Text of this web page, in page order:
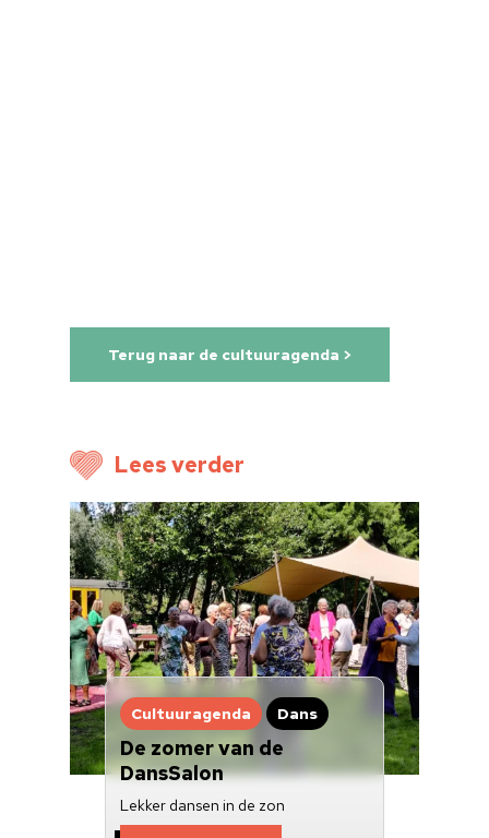
Terug naar de cultuuragenda >
Lees verder
Cultuuragenda Dans
De zomer van de
DansSalon
Lekker dansen in de zon
Home
Cultuur op school
Over ons
Nieuwsbrief
Doneren